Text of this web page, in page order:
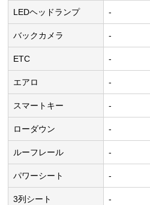
LEDヘッドランプ -
バックカメラ -
ETC -
エアロ -
スマートキー -
ローダウン -
ルーフレール -
パワーシート -
3列シート -